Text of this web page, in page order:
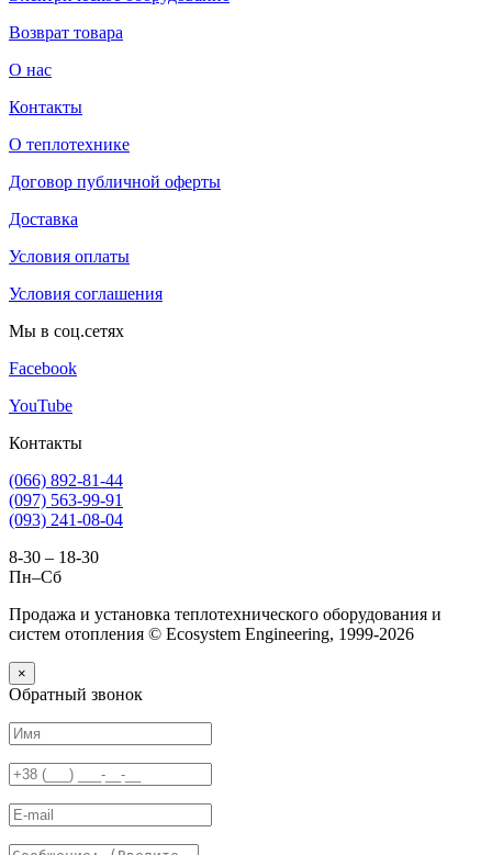
Возврат товара
О нас
Контакты
О теплотехнике
Договор публичной оферты
Доставка
Условия оплаты
Условия соглашения
Мы в соц.сетях
Facebook
YouTube
Контакты
(066) 892-81-44
(097) 563-99-91
(093) 241-08-04
8-30 – 18-30
Пн–Сб
Продажа и установка теплотехнического оборудования и
систем отопления © Ecosystem Engineering, 1999-2026
×
Обратный звонок